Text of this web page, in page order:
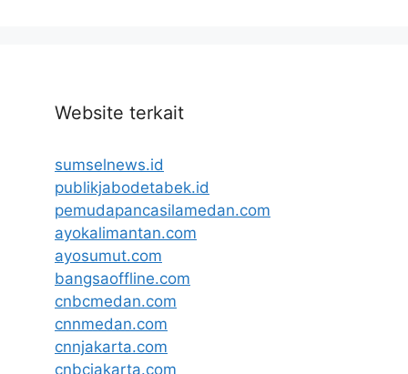
Website terkait
sumselnews.id
publikjabodetabek.id
pemudapancasilamedan.com
ayokalimantan.com
ayosumut.com
bangsaoffline.com
cnbcmedan.com
cnnmedan.com
cnnjakarta.com
cnbcjakarta.com